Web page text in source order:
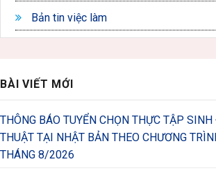
Bản tin việc làm
BÀI VIẾT MỚI
THÔNG BÁO TUYỂN CHỌN THỰC TẬP
THUẬT TẠI NHẬT BẢN THEO CHƯƠNG
THÁNG 8/2026